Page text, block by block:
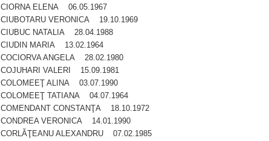
CIORNA ELENA 06.05.1967
CIUBOTARU VERONICA 19.10.1969
CIUBUC NATALIA 28.04.1988
CIUDIN MARIA 13.02.1964
COCIORVA ANGELA 28.02.1980
COJUHARI VALERI 15.09.1981
COLOMEEŢ ALINA 03.07.1990
COLOMEEŢ TATIANA 04.07.1964
COMENDANT CONSTANŢA 18.10.1972
CONDREA VERONICA 14.01.1990
CORLĂŢEANU ALEXANDRU 07.02.1985